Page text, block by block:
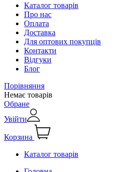
Каталог товарів
Про нас
Оплата
Доставка
Для оптових покупців
Контакти
Відгуки
Блог
Порівняння
Немає товарів
Обране
Увійти
Корзина
Каталог товарів